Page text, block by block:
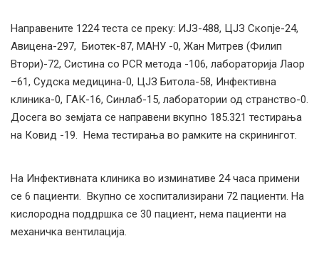
Направените 1224 теста се преку: ИЈЗ-488, ЦЈЗ Скопје-24,
Авицена-297, Биотек-87, МАНУ -0, Жан Митрев (Филип
Втори)-72, Систина со PCR метода -106, лабораторија Лаор
–61, Судска медицина-0, ЦЈЗ Битола-58, Инфективна
клиника-0, ГАК-16, Синлаб-15, лаборатории од странство-0.
Досега во земјата се направени вкупно 185.321 тестирања
на Ковид -19. Нема тестирања во рамките на скринингот.
На Инфективната клиника во изминативе 24 часа примени
се 6 пациенти. Вкупно се хоспитализирани 72 пациенти. На
кислородна поддршка се 30 пациент, нема пациенти на
механичка вентилација.